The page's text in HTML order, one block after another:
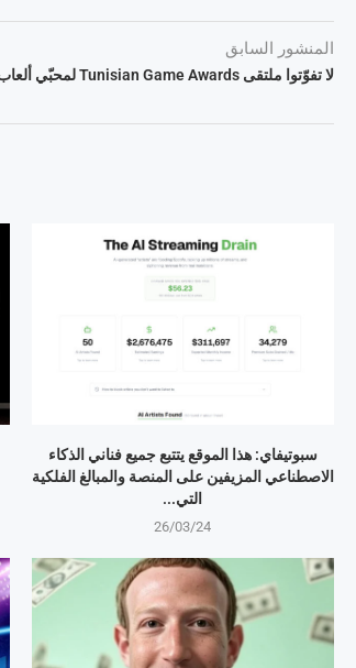
المنشور السابق
لا تفوّتوا ملتقى Tunisian Game Awards لمحبّي ألعاب الفيديو
سبوتيفاي: هذا الموقع يتتبع جميع فناني الذكاء
الاصطناعي المزيفين على المنصة والمبالغ الفلكية
التي...
26/03/24